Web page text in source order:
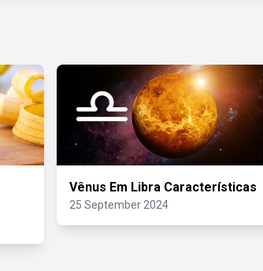
Vênus Em Libra Características
25 September 2024